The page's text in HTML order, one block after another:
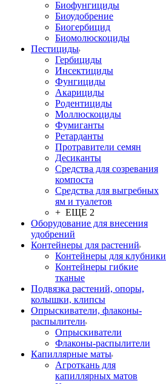
Биофунгициды
Биоудобрение
Биогербицид
Биомолюскоциды
Пестициды
Гербициды
Инсектициды
Фунгициды
Акарициды
Родентициды
Моллюскоциды
Фумиганты
Ретарданты
Протравители семян
Десиканты
Средства для созревания
компоста
Средства для выгребных
ям и туалетов
+ ЕЩЕ 2
Оборудование для внесения
удобрений
Контейнеры для растений
Контейнеры для клубники
Контейнеры гибкие
тканые
Подвязка растений, опоры,
колышки, клипсы
Опрыскиватели, флаконы-
распылители
Опрыскиватели
Флаконы-распылители
Капиллярные маты
Агроткань для
капиллярных матов